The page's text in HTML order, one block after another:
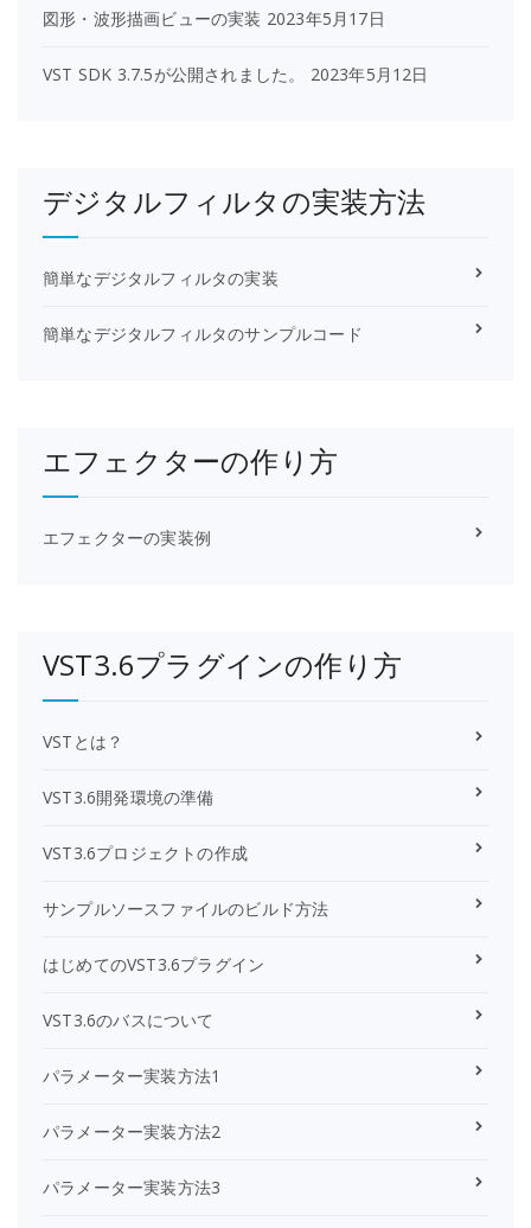
図形・波形描画ビューの実装 2023年5月17日
VST SDK 3.7.5が公開されました。 2023年5月12日
デジタルフィルタの実装方法
簡単なデジタルフィルタの実装
簡単なデジタルフィルタのサンプルコード
エフェクターの作り方
エフェクターの実装例
VST3.6プラグインの作り方
VSTとは？
VST3.6開発環境の準備
VST3.6プロジェクトの作成
サンプルソースファイルのビルド方法
はじめてのVST3.6プラグイン
VST3.6のバスについて
パラメーター実装方法1
パラメーター実装方法2
パラメーター実装方法3